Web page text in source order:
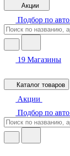
Акции
Подбор по авто
19 Магазины
Каталог товаров
Акции
Подбор по авто